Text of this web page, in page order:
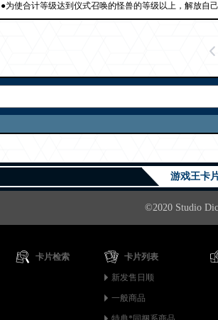
●为使合计等级达到仪式召唤的怪兽的等级以上，解放自
游戏王卡
©2020 Studio
卡片检索 卡片列表
新发售日顺
一般商品